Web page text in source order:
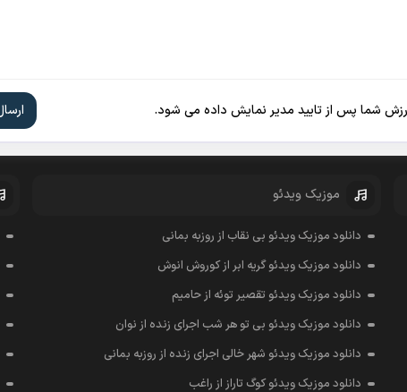
شما پس از تایید مدیر نمایش داده می شود.
موزیک ویدئو
دانلود موزیک ویدئو بی نقاب از روزبه بمانی
دانلود موزیک ویدئو گریه ابر از کوروش انوش
دانلود موزیک ویدئو تقصیر توئه از حامیم
دانلود موزیک ویدئو بی تو هر شب اجرای زنده از نوان
دانلود موزیک ویدئو شهر خالی اجرای زنده از روزبه بمانی
دانلود موزیک ویدئو کوگ تاراز از راغب